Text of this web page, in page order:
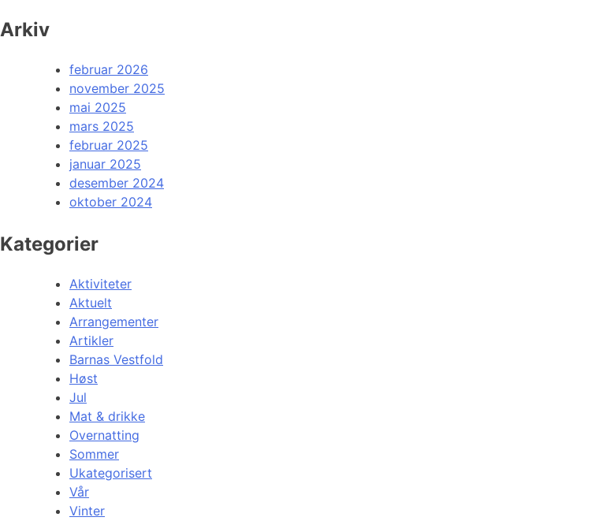
Arkiv
februar 2026
november 2025
mai 2025
mars 2025
februar 2025
januar 2025
desember 2024
oktober 2024
Kategorier
Aktiviteter
Aktuelt
Arrangementer
Artikler
Barnas Vestfold
Høst
Jul
Mat & drikke
Overnatting
Sommer
Ukategorisert
Vår
Vinter